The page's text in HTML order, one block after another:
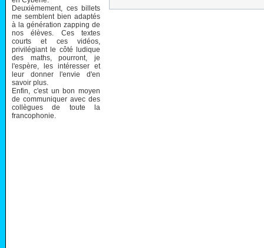
Deuxièmement, ces billets
me semblent bien adaptés
à la génération zapping de
nos élèves. Ces textes
courts et ces vidéos,
privilégiant le côté ludique
des maths, pourront, je
l'espère, les intéresser et
leur donner l'envie d'en
savoir plus.
Enfin, c'est un bon moyen
de communiquer avec des
collègues de toute la
francophonie.